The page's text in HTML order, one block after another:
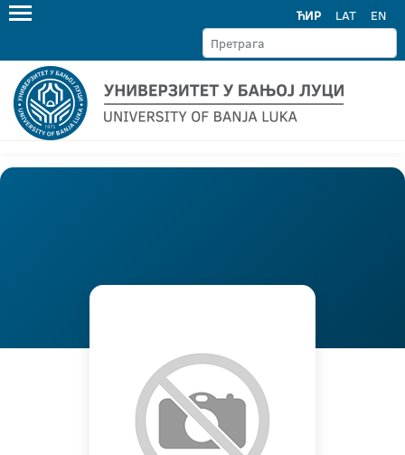
ЋИР LAT EN